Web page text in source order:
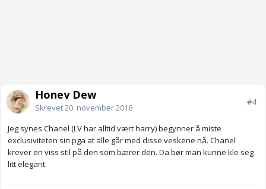
Honey Dew
Skrevet20. november 2016
#4
Jeg synes Chanel (LV har alltid vært harry) begynner å miste
exclusiviteten sin pga at alle går med disse veskene nå. Chanel
krever en viss stil på den som bærer den. Da bør man kunne kle seg
litt elegant.